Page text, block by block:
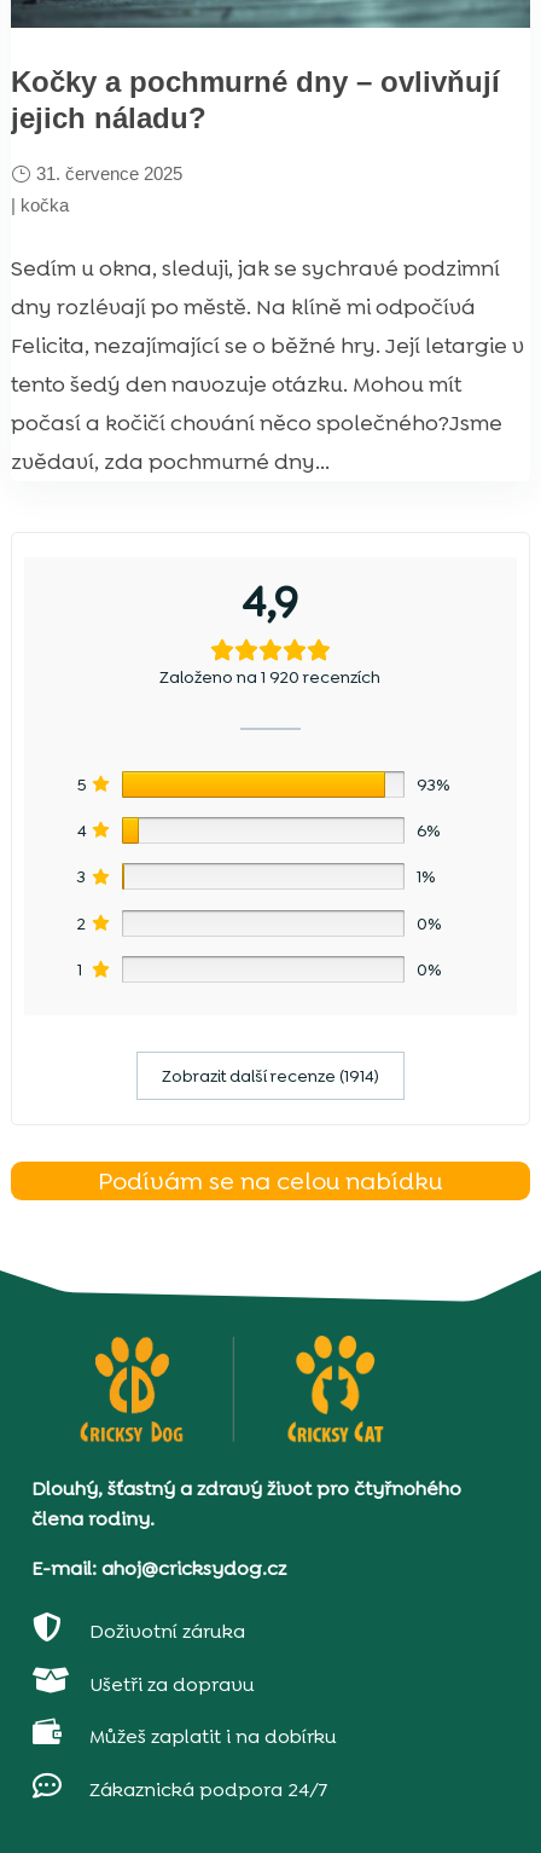
Kočky a pochmurné dny – ovlivňují
jejich náladu?
31. července 2025
| kočka
Sedím u okna, sleduji, jak se sychravé podzimní
dny rozlévají po městě. Na klíně mi odpočívá
Felicita, nezajímající se o běžné hry. Její letargie v
tento šedý den navozuje otázku. Mohou mít
počasí a kočičí chování něco společného?Jsme
zvědaví, zda pochmurné dny...
4,9
Založeno na 1 920 recenzích
5 93%
4 6%
3 1%
2 0%
1 0%
Zobrazit další recenze (1914)
Podívám se na celou nabídku
Dlouhý, šťastný a zdravý život pro čtyřnohého
člena rodiny.
E-mail: ahoj@cricksydog.cz
 Doživotní záruka
 Ušetři za dopravu
 Můžeš zaplatit i na dobírku
 Zákaznická podpora 24/7